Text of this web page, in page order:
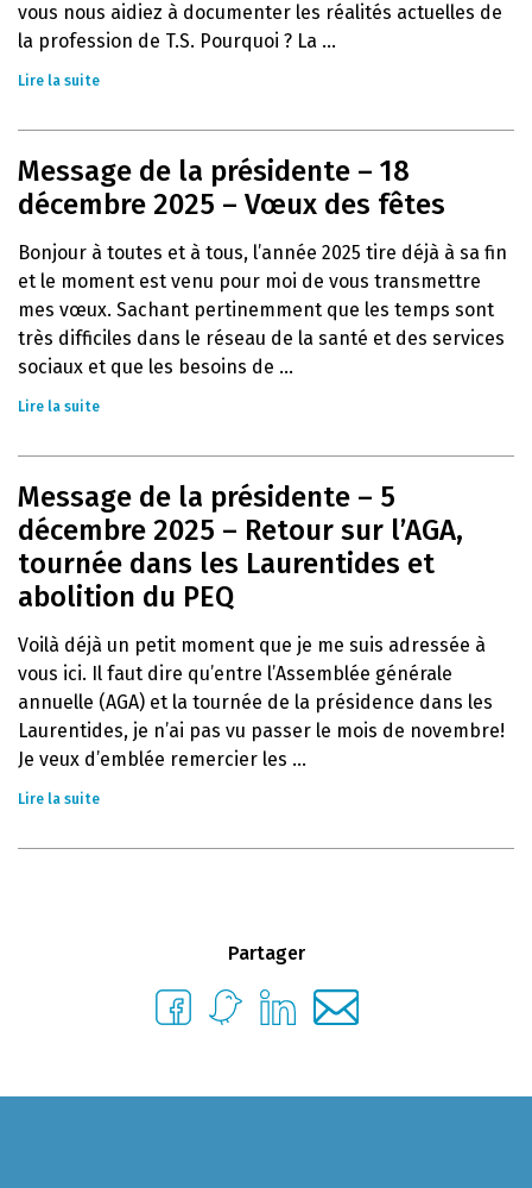
vous nous aidiez à documenter les réalités actuelles de
la profession de T.S. Pourquoi ? La ...
Lire la suite
Message de la présidente – 18
décembre 2025 – Vœux des fêtes
Bonjour à toutes et à tous, l’année 2025 tire déjà à sa fin
et le moment est venu pour moi de vous transmettre
mes vœux. Sachant pertinemment que les temps sont
très difficiles dans le réseau de la santé et des services
sociaux et que les besoins de ...
Lire la suite
Message de la présidente – 5
décembre 2025 – Retour sur l’AGA,
tournée dans les Laurentides et
abolition du PEQ
Voilà déjà un petit moment que je me suis adressée à
vous ici. Il faut dire qu’entre l’Assemblée générale
annuelle (AGA) et la tournée de la présidence dans les
Laurentides, je n’ai pas vu passer le mois de novembre!
Je veux d’emblée remercier les ...
Lire la suite
Partager